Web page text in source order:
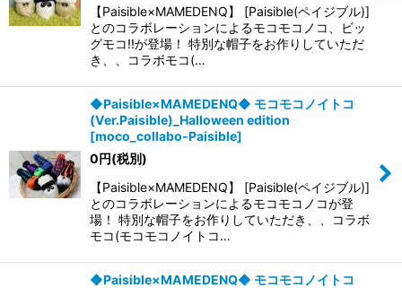
【Paisible×MAMEDENQ】 [Paisible(ペイジブル)]
とのコラボレーションによるモコモコノコ、ビッ
グモコ!!が登場！ 特別な帽子をお作りしていただ
き、、コラボモコ(…
◆Paisible×MAMEDENQ◆ モコモコノイトコ
(Ver.Paisible)_Halloween edition
[moco_collabo-Paisible]
0円(税別)
【Paisible×MAMEDENQ】 [Paisible(ペイジブル)]
とのコラボレーションによるモコモコノコが登
場！ 特別な帽子をお作りしていただき、、コラボ
モコ(モコモコノイトコ…
◆Paisible×MAMEDENQ◆ モコモコノイトコ